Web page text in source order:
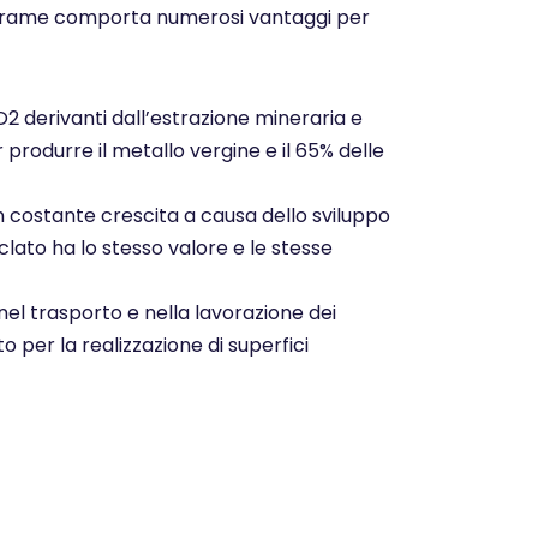
comporta numerosi vantaggi per
derivanti dall’estrazione mineraria e
il metallo vergine e il 65% delle
costante crescita a causa dello sviluppo
ha lo stesso valore e le stesse
trasporto e nella lavorazione dei
per la realizzazione di superfici